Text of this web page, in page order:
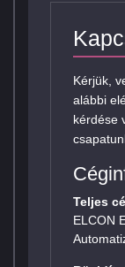
Kérjük,
alábbi
kérdése
Teljes
ELCON